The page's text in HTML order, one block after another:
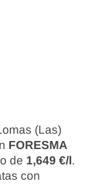
(Las)
FORESMA
de 1,649 €/l.
con